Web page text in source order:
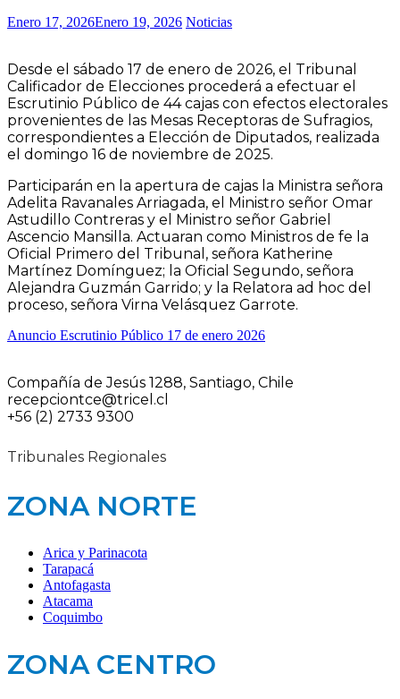
Enero 17, 2026Enero 19, 2026 Noticias
Desde el sábado 17 de enero de 2026, el Tribunal
Calificador de Elecciones procederá a efectuar el
Escrutinio Público de 44 cajas con efectos electorales
provenientes de las Mesas Receptoras de Sufragios,
correspondientes a Elección de Diputados, realizada
el domingo 16 de noviembre de 2025.
Participarán en la apertura de cajas la Ministra señora
Adelita Ravanales Arriagada, el Ministro señor Omar
Astudillo Contreras y el Ministro señor Gabriel
Ascencio Mansilla. Actuaran como Ministros de fe la
Oficial Primero del Tribunal, señora Katherine
Martínez Domínguez; la Oficial Segundo, señora
Alejandra Guzmán Garrido; y la Relatora ad hoc del
proceso, señora Virna Velásquez Garrote.
Anuncio Escrutinio Público 17 de enero 2026
Compañía de Jesús 1288, Santiago, Chile
recepciontce@tricel.cl
+56 (2) 2733 9300
Tribunales Regionales
ZONA NORTE
Arica y Parinacota
Tarapacá
Antofagasta
Atacama
Coquimbo
ZONA CENTRO